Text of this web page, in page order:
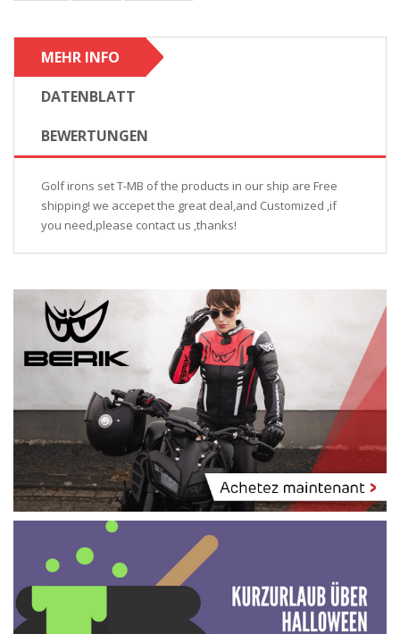
MEHR INFO
DATENBLATT
BEWERTUNGEN
Golf irons set T-MB of the products in our ship are Free
shipping! we accepet the great deal,and Customized ,if
you need,please contact us ,thanks!